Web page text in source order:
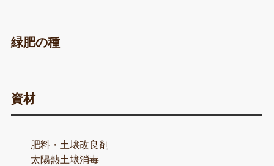
緑肥の種
資材
肥料・土壌改良剤
太陽熱土壌消毒